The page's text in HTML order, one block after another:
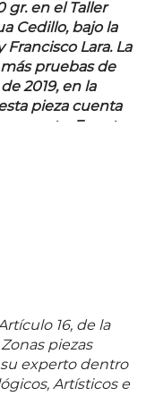
gr. en el Taller
Cedillo, bajo la
Lara. La
pruebas de
2019, en la
pieza cuenta
soporte. Fuente
del papel
16, de la
piezas
experto dentro
Artísticos e